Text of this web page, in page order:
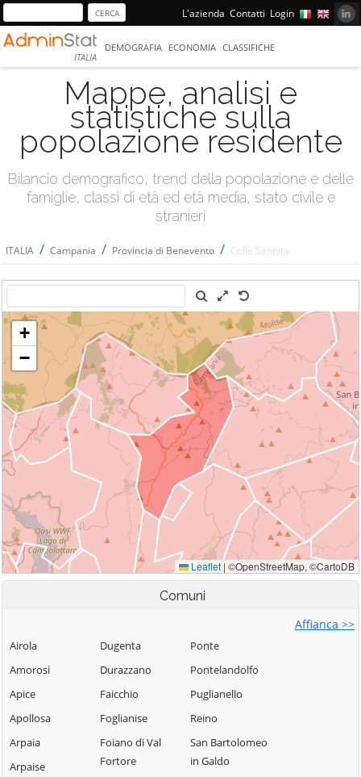
L'azienda Contatti Login
ITALIA
DEMOGRAFIA ECONOMIA CLASSIFICHE
Mappe, analisi e
statistiche sulla
popolazione residente
Bilancio demografico, trend della popolazione e delle
famiglie, classi di età ed età media, stato civile e
stranieri
ITALIA / Campania / Provincia di Benevento / Colle Sannita
Comuni
Affianca >>
Airola
Amorosi
Apice
Apollosa
Arpaia
Arpaise
Dugenta
Durazzano
Faicchio
Foglianise
Foiano di Val
Fortore
Ponte
Pontelandolfo
Puglianello
Reino
San Bartolomeo
in Galdo